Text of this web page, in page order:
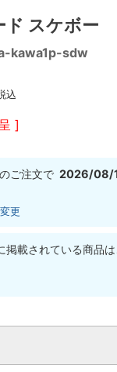
ド スケボー
kawa1p-sdw
込
]
ご注文で 2026/08/
更
掲載されている商品